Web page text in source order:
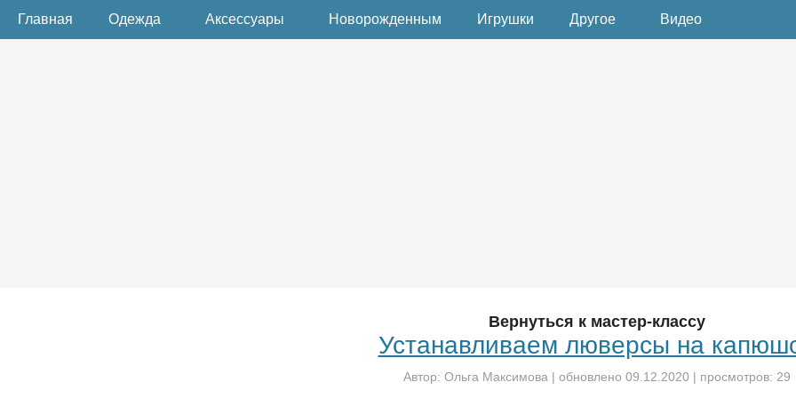
Главная Одежда Аксессуары Новорожденным Игрушки Другое Видео
Вернуться к мастер-классу
Устанавливаем люверсы на
Автор: Ольга Максимова | обновлено 09.12.2020 | просмотров: 29